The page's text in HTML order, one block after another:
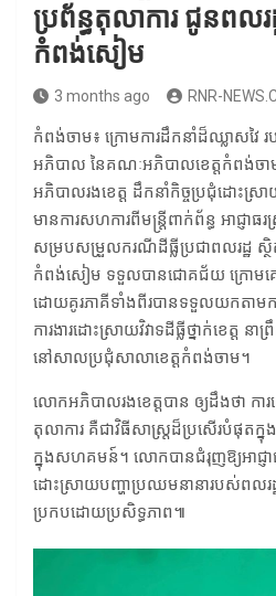
ប្រព័ន្ធតុលាការ ជូនពល
កំពង់សៀម
3 months ago RNR-
កំពង់ចាម៖ ក្រោមការដឹកនាំដ៏ឈ្លាសវៃ
អភិបាល នៃគណៈអភិបាលខេត្តកំពង់ច
អភិបាលរងខេត្ត ដឹកនាំកិច្ចប្រជុំដោះស្រ
មានការសហការពីមន្ត្រីពាក់ព័ន្ធ អាជ្ញា
សម្របសម្រួលករណីដីធ្លីប្រជាពលរដ្ឋ ស្
កំពង់សៀម ទទួលបានជោគជ័យ ក្រោមគ
ដោយគូរភាគីទាំងពីរបានទទួលយកតាម
ការងារដោះស្រាយវិវាទដីធ្លីថ្នាក់ខេត្ត
នៅសាលប្រជុំសាលាខេត្តកំពង់ចាម។
លោកអភិបាលរងខេត្តបាន ឲ្យដឹងថា ការ
តុលាការ គឺជាវិធីសាស្ត្រដ៏ប្រសើរបំផុតក្នុង
ក្នុងសហគមន៍។ លោកបានជំរុញឱ្យអាជ្ញា
ដោះស្រាយបញ្ហាប្រឈមនានារបស់ពលរដ្
ប្រកបដោយប្រសិទ្ធភាព៕